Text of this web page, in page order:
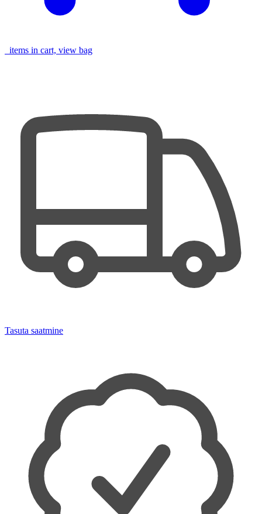
items in cart, view bag
Tasuta saatmine